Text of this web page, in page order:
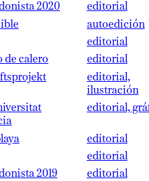
2020
editorial
autoedición
editorial
de calero
editorial
editorial,
ilustración
editorial,
editorial
editorial
2019
editorial